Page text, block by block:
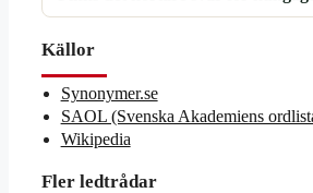
Källor
Synonymer.se
SAOL (Svenska Akademiens
Wikipedia
Fler ledtrådar